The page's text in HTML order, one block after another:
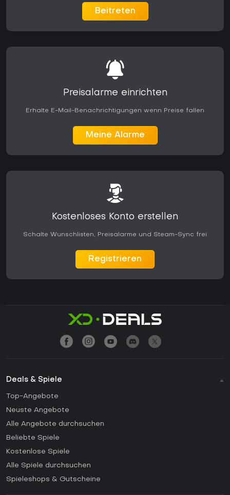
Beitreten
Preisalarme einrichten
Erhalte E-Mail-Benachrichtigungen wenn Preise fallen
Meine Alarme
Kostenloses Konto erstellen
Schalte Wunschlisten, Preisalarme und Steam-Sync frei
Registrieren
Deals & Spiele
Top-Angebote
Neuste Angebote
Alle Angebote durchsuchen
Beliebte Spiele
Kostenlose Spiele
Alle Spiele durchsuchen
Spieleshops & Gutscheine